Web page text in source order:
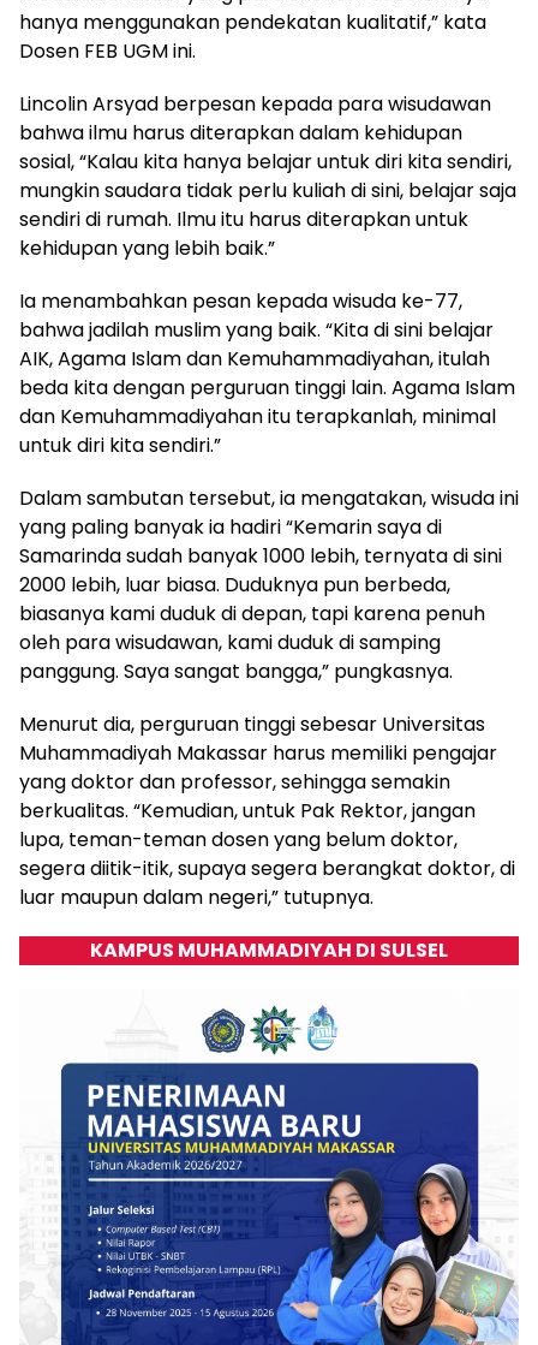
hanya menggunakan pendekatan kualitatif,” kata
Dosen FEB UGM ini.
Lincolin Arsyad berpesan kepada para wisudawan
bahwa ilmu harus diterapkan dalam kehidupan
sosial, “Kalau kita hanya belajar untuk diri kita sendiri,
mungkin saudara tidak perlu kuliah di sini, belajar saja
sendiri di rumah. Ilmu itu harus diterapkan untuk
kehidupan yang lebih baik.”
Ia menambahkan pesan kepada wisuda ke-77,
bahwa jadilah muslim yang baik. “Kita di sini belajar
AIK, Agama Islam dan Kemuhammadiyahan, itulah
beda kita dengan perguruan tinggi lain. Agama Islam
dan Kemuhammadiyahan itu terapkanlah, minimal
untuk diri kita sendiri.”
Dalam sambutan tersebut, ia mengatakan, wisuda ini
yang paling banyak ia hadiri “Kemarin saya di
Samarinda sudah banyak 1000 lebih, ternyata di sini
2000 lebih, luar biasa. Duduknya pun berbeda,
biasanya kami duduk di depan, tapi karena penuh
oleh para wisudawan, kami duduk di samping
panggung. Saya sangat bangga,” pungkasnya.
Menurut dia, perguruan tinggi sebesar Universitas
Muhammadiyah Makassar harus memiliki pengajar
yang doktor dan professor, sehingga semakin
berkualitas. “Kemudian, untuk Pak Rektor, jangan
lupa, teman-teman dosen yang belum doktor,
segera diitik-itik, supaya segera berangkat doktor, di
luar maupun dalam negeri,” tutupnya.
KAMPUS MUHAMMADIYAH DI SULSEL